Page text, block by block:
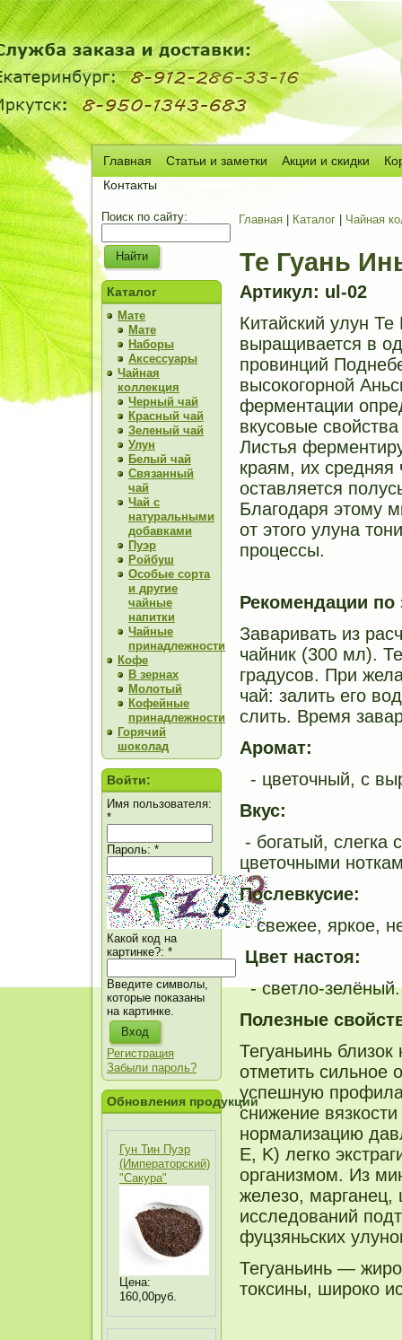
Главная Статьи и заметки Акции и скидки
Контакты
Поиск по сайту:
Каталог
Мате
Мате
Наборы
Аксессуары
Чайная
коллекция
Черный чай
Красный чай
Зеленый чай
Улун
Белый чай
Связанный
чай
Чай с
натуральными
добавками
Пуэр
Ройбуш
Особые сорта
и другие
чайные
напитки
Чайные
принадлежности
Кофе
В зернах
Молотый
Кофейные
принадлежности
Горячий
шоколад
Войти:
Имя пользователя:
*
Пароль: *
Какой код на
картинке?: *
Введите символы,
которые показаны
на картинке.
Регистрация
Забыли пароль?
Обновления продукции
Гун Тин Пуэр
(Императорский)
"Сакура"
Цена:
160,00руб.
Главная Каталог Чайная
Те Гуань
Артикул: ul-02
Китайский улун Те
выращивается в
провинций
высокогорной
ферментации
вкусовые свойства
Листья
краям, их средняя
оставляется
Благодаря этому
от этого улуна
процессы.
Рекомендации
Заваривать из
чайник (300 мл).
градусов. При
чай: залить его
слить. Время
Аромат:
- цветочный, с
Вкус:
- богатый,
цветочными
Послевкусие:
- свежее, яркое,
Цвет настоя:
- светло-зелёный.
Полезные
Тегуаньинь
отметить сильное
успешную
снижение
нормализацию
E, K) легко
организмом. Из
железо,
исследований
фуцзяньских
Тегуаньинь —
токсины, широко